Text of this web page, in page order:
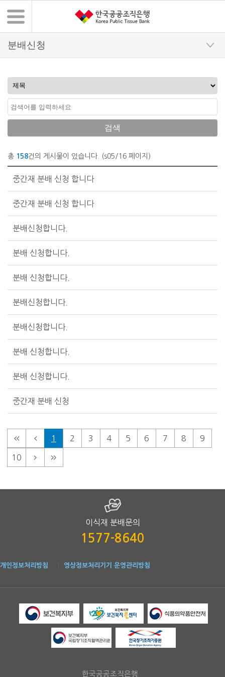
검색
총 158건의 게시물이 있습니다. (s05/16 페이지)
중간재 분배 신청 합니다
중간재 분배 신청 합니다
분배신청합니다.
분배 신청합니다.
분배 신청합니다.
분배신청합니다.
분배신청합니다.
분배 신청합니다.
분배 신청합니다.
중간재 분배 신청
1 2 3 4 5 6 7 8 9
10
이식재 분배문의
1577-8640
개인정보처리방침 영상정보처리기기 운영관리방침
한국공공조직은행